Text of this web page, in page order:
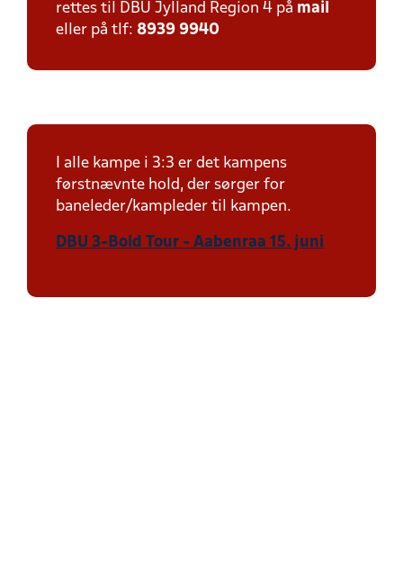
rettes til DBU Jylland Region 4 på mail
eller på tlf: 8939 9940
I alle kampe i 3:3 er det kampens
førstnævnte hold, der sørger for
baneleder/kampleder til kampen.
DBU 3-Bold Tour - Aabenraa 15. juni